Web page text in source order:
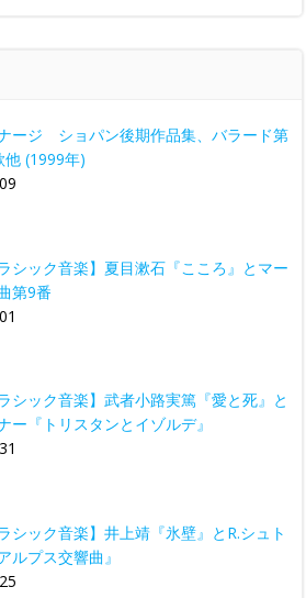
ージ ショパン後期作品集、バラード第
他 (1999年)
シック音楽】夏目漱石『こころ』とマー
第9番
シック音楽】武者小路実篤『愛と死』と
ー『トリスタンとイゾルデ』
シック音楽】井上靖『氷壁』とR.シュト
ルプス交響曲』